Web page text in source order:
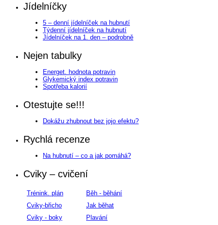
Jídelníčky
5 – denní jídelníček na hubnutí
Týdenní jídelníček na hubnutí
Jídelníček na 1. den – podrobně
Nejen tabulky
Energet. hodnota potravin
Glykemický index potravin
Spotřeba kalorií
Otestujte se!!!
Dokážu zhubnout bez jojo efektu?
Rychlá recenze
Na hubnutí – co a jak pomáhá?
Cviky – cvičení
Trénink. plán
Běh - běhání
Cviky-břicho
Jak běhat
Cviky - boky
Plavání